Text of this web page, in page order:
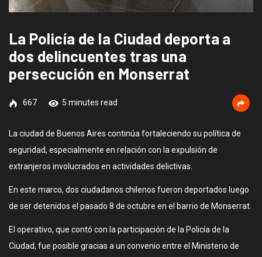
La Policía de la Ciudad deporta a
dos delincuentes tras una
persecución en Monserrat
667 5 minutes read
La ciudad de Buenos Aires continúa fortaleciendo su política de
seguridad, especialmente en relación con la expulsión de
extranjeros involucrados en actividades delictivas.
En este marco, dos ciudadanos chilenos fueron deportados luego
de ser detenidos el pasado 8 de octubre en el barrio de Monserrat.
El operativo, que contó con la participación de la Policía de la
Ciudad, fue posible gracias a un convenio entre el Ministerio de